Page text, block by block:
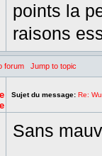
points la
raisons
forum Jump to topic
Sujet du message: Re:
Sans